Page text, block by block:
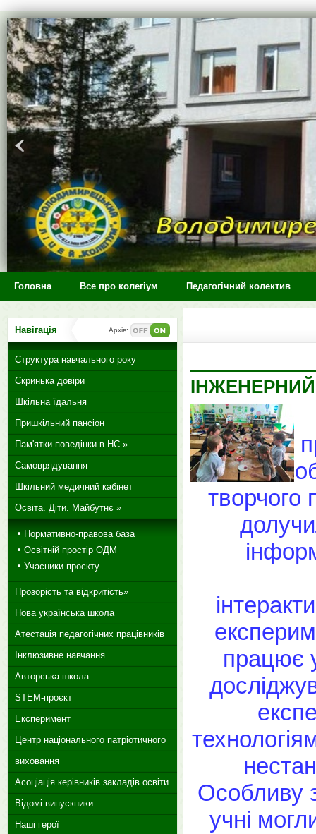
>
Головна Все про колегіум Педагогічний колектив
творчого
працює
Особливу
учні
Навігація Архів:
Структура навчального року
Скринька довіри
Шкільна їдальня
Пришкільний пансіон
Пам'ятки поведінки в НС »
Самоврядування
Шкільний медичний кабінет
Освіта. Діти. Майбутнє »
Нормативно-правова база
Освітній простір ОДМ
Учасники проєкту
Прозорість та відкритість»
Нова українська школа
Атестація педагогічних працівників
Інклюзивне навчання
Авторська школа
STEM-проєкт
Експеримент
Центр національного патріотичного
виховання
Асоціація керівників закладів освіти
Відомі випускники
Наші герої